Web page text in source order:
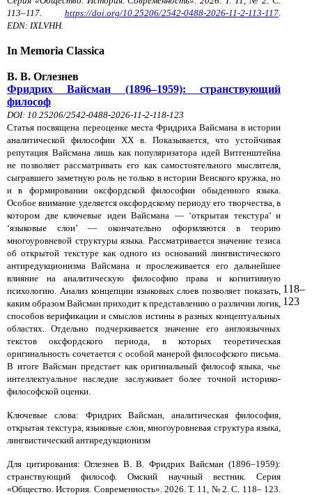
113–117. https://doi.org/10.25206/2542-0488-2026-11-2-113-117
EDN: IXLVHH.
In Memoria Classica
В. В. Оглезнев
Фридрих Вайсман (1896–1959): странствующий
философ
DOI: 10.25206/2542-0488-2026-11-2-118-123
Статья посвящена переоценке места Фридриха Вайсмана в истории
аналитической философии XX в. Показывается, что устойчивая
репутация Вайсмана лишь как популяризатора идей Витгенштейна
не позволяет рассматривать его как самостоятельного мыслителя,
сыгравшего заметную роль не только в истории Венского кружка, но
и в формировании оксфордской философии обыденного языка.
Особое внимание уделяется оксфордскому периоду его творчества, в
котором две ключевые идеи Вайсмана — ‘открытая текстура’ и
‘языковые слои’ — окончательно оформляются в теорию
многоуровневой структуры языка. Рассматривается значение тезиса
об открытой текстуре как одного из оснований лингвистического
антиредукционизма Вайсмана и прослеживается его дальнейшее
влияние на аналитическую философию права и когнитивную
психологию. Анализ концепции языковых слоев позволяет показать,
каким образом Вайсман приходит к представлению о различии логик,
способов верификации и смыслов истины в разных концептуальных
областях. Отдельно подчеркивается значение его англоязычных
текстов оксфордского периода, в которых теоретическая
оригинальность сочетается с особой манерой философского письма.
В итоге Вайсман предстает как оригинальный философ языка, чье
интеллектуальное наследие заслуживает более точной историко-
философской оценки.
Ключевые слова: Фридрих Вайсман, аналитическая философия,
открытая текстура, языковые слои, многоуровневая структура языка,
лингвистический антиредукционизм
Для цитирования: Оглезнев В. В. Фридрих Вайсман (1896–1959):
странствующий философ. Омский научный вестник. Серия
«Общество. История. Современность». 2026. Т. 11, № 2. С. 118– 123.
118–
123